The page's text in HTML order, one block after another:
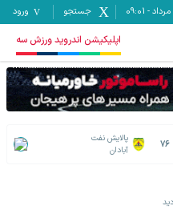
-
09:01 جستجو ورود
اپلیکیشن اندروید ورزش سه
76
پالایش نفت
آبادان